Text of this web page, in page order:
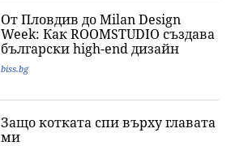
От Пловдив до Milan Design
Week: Как ROOMSTUDIO създава
български high-end дизайн
biss.bg
Защо котката спи върху главата
ми